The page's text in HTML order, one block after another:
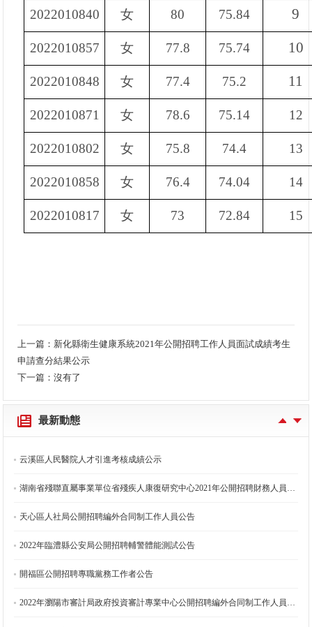
2022010840 女 80 75.84 9
2022010857 女 77.8 75.74 10
2022010848 女 77.4 75.2 11
2022010871 女 78.6 75.14 12
2022010802 女 75.8 74.4 13
2022010858 女 76.4 74.04 14
2022010817 女 73 72.84 15
上一篇： 新化縣衛生健康系統2021年公開招聘工作人員面試成績考生
申請查分結果公示
下一篇：沒有了
最新動態
2021年珠暉區公開招聘教師考察公告
2021年珠暉區公開招聘教師第一批次擬聘用人員名單公示
云溪區人民醫院人才引進考核成績公示
湖南省殘聯直屬事業單位省殘疾人康復研究中心2021年公開招聘財務人員崗位體檢事項公告
天心區人社局公開招聘編外合同制工作人員公告
2022年臨澧縣公安局公開招聘輔警體能測試公告
開福區公開招聘專職黨務工作者公告
2022年瀏陽市審計局政府投資審計專業中心公開招聘編外合同制工作人員部分崗位取消計劃數的公告